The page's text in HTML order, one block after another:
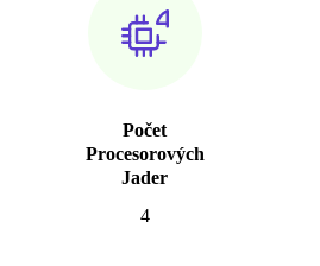
Počet
Procesorových
Jader
4